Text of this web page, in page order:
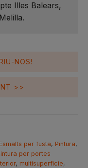
Illes Balears,
NOS!
>>
Esmalts per fusta, Pintura,
per portes
, multisuperficie,